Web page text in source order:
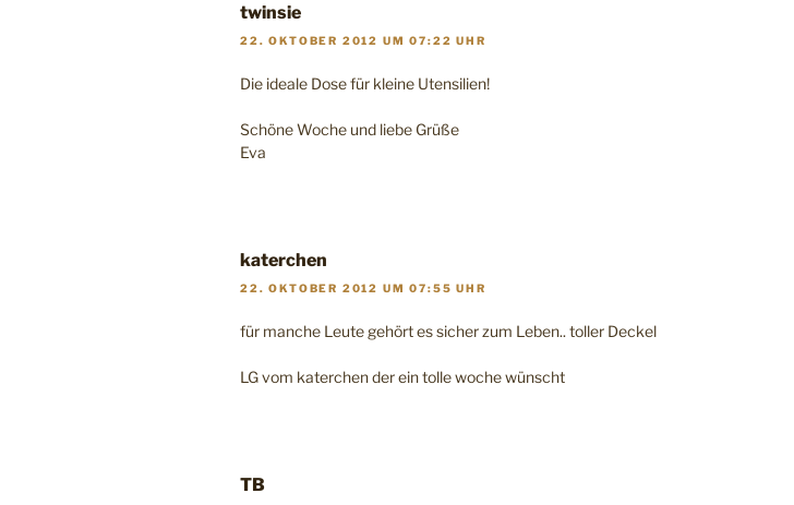
twinsie
22. OKTOBER 2012 UM 07:22 UHR
Die ideale Dose für kleine Utensilien!
Schöne Woche und liebe Grüße
Eva
katerchen
22. OKTOBER 2012 UM 07:55 UHR
für manche Leute gehört es sicher zum Leben.. toller Deckel
LG vom katerchen der ein tolle woche wünscht
TB